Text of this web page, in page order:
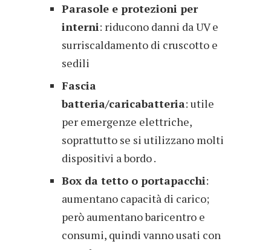
Parasole e protezioni per
interni: riducono danni da UV e
surriscaldamento di cruscotto e
sedili
Fascia
batteria/caricabatteria: utile
per emergenze elettriche,
soprattutto se si utilizzano molti
dispositivi a bordo .
Box da tetto o portapacchi:
aumentano capacità di carico;
però aumentano baricentro e
consumi, quindi vanno usati con